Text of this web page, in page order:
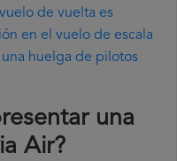
de vuelta es
en el vuelo de escala
huelga de pilotos
una
Air?